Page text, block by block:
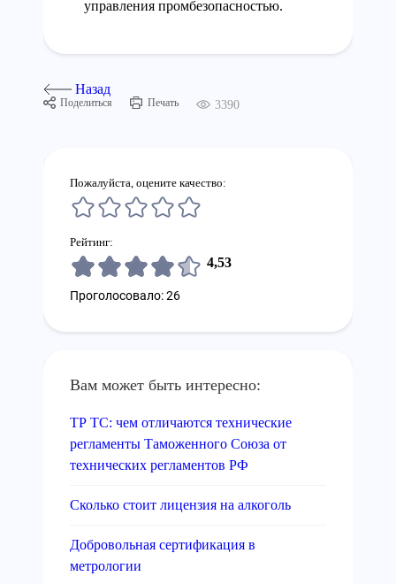
управления промбезопасностью.
Назад
Поделиться Печать 3390
Пожалуйста, оцените качество:
Рейтинг:
4,53
Проголосовало: 26
Вам может быть интересно:
ТР ТС: чем отличаются технические
регламенты Таможенного Союза от
технических регламентов РФ
Сколько стоит лицензия на алкоголь
Добровольная сертификация в
метрологии